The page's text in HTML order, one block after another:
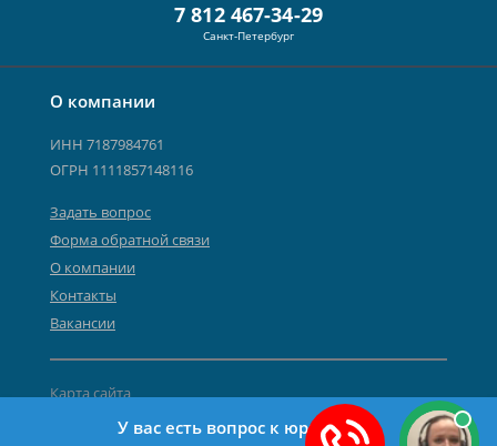
О компании
ИНН 7187984761
ОГРН 1111857148116
Задать вопрос
Форма обратной связи
О компании
Контакты
Вакансии
Карта сайта
Политика персональных данных
7 812 467-34-29
Санкт-Петербург
У вас есть вопрос к юристу?